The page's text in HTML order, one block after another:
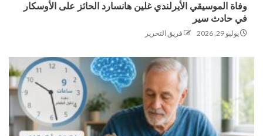
وفاة الموسيقي الأيرلندي غلين هانسارد الحائز على الأوسكار
في حادث سير
يوليو 29, 2026 فريق التحرير